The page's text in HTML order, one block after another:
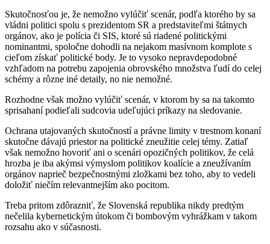
Skutočnosťou je, že nemožno vylúčiť scenár, podľa ktorého by sa
vládni politici spolu s prezidentom SR a predstaviteľmi štátnych
orgánov, ako je polícia či SIS, ktoré sú riadené politickými
nominantmi, spoločne dohodli na nejakom masívnom komplote s
cieľom získať politické body. Je to vysoko nepravdepodobné
vzhľadom na potrebu zapojenia obrovského množstva ľudí do celej
schémy a rôzne iné detaily, no nie nemožné.
Rozhodne však možno vylúčiť scenár, v ktorom by sa na takomto
sprisahaní podieľali sudcovia udeľujúci príkazy na sledovanie.
Ochrana utajovaných skutočností a právne limity v trestnom konaní
skutočne dávajú priestor na politické zneužitie celej témy. Zatiaľ
však nemožno hovoriť ani o scenári opozičných politikov, že celá
hrozba je iba akýmsi výmyslom politikov koalície a zneužívaním
orgánov naprieč bezpečnostnými zložkami bez toho, aby to vedeli
doložiť niečím relevantnejším ako pocitom.
Treba pritom zdôrazniť, že Slovenská republika nikdy predtým
nečelila kybernetickým útokom či bombovým vyhrážkam v takom
rozsahu ako v súčasnosti.